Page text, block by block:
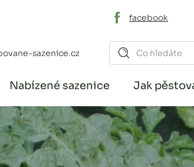
sazenice.cz
facebook
Nabízené sazenice Jak